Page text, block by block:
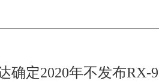
确定2020年不发布RX-9